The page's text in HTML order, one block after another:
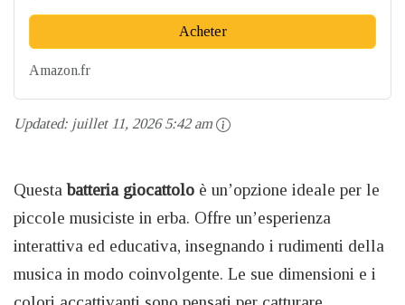
Acheter
Amazon.fr
Updated: juillet 11, 2026 5:42 am
Questabatteria giocattolo è un’opzione ideale per le
piccole musiciste in erba. Offre un’esperienza
interattiva ed educativa, insegnando i rudimenti della
musica in modo coinvolgente. Le sue dimensioni e i